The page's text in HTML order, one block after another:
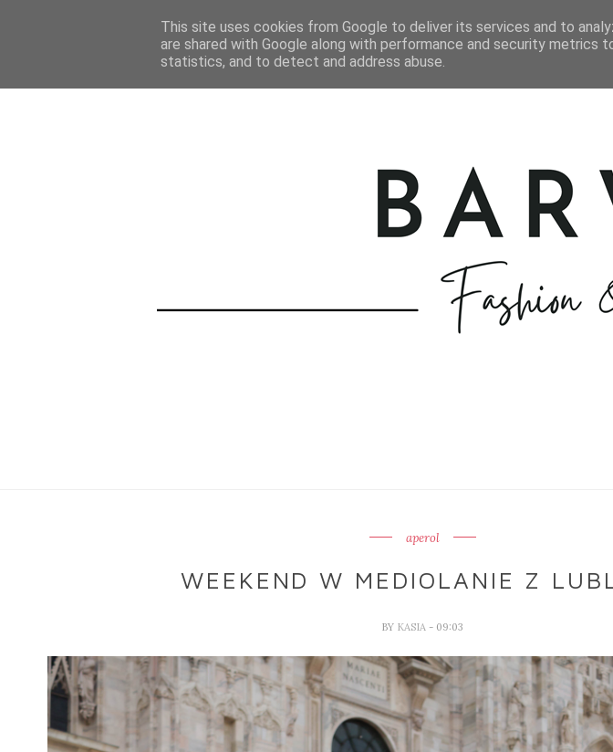
STRONA GŁÓWNA STYLIZACJE KOSMETYKI
aperol
WEEKEND W MEDIOLANIE Z
BY KASIA - 09:03
This site uses cookies from Google to deliver its services and to
are shared with Google along with performance and security metrics
statistics, and to detect and address abuse.